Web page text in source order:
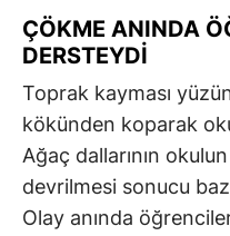
ÇÖKME ANINDA
DERSTEYDİ
Toprak kayması
kökünden koparak
Ağaç dallarının
devrilmesi sonucu
Olay anında